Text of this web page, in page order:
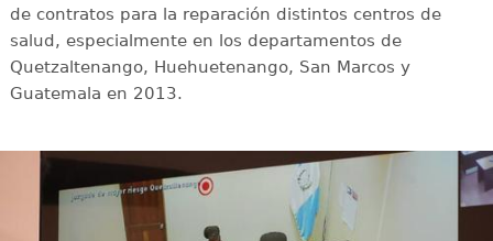
de contratos para la reparación distintos centros de
salud, especialmente en los departamentos de
Quetzaltenango, Huehuetenango, San Marcos y
Guatemala en 2013.